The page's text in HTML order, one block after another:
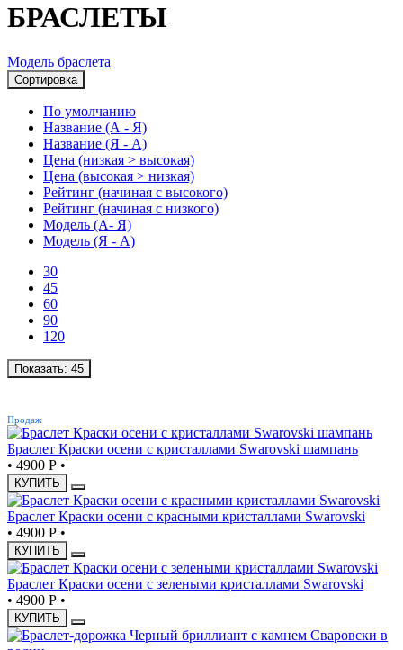
БРАСЛЕТЫ
Модель браслета
Сортировка
По умолчанию
Название (А - Я)
Название (Я - А)
Цена (низкая > высокая)
Цена (высокая > низкая)
Рейтинг (начиная с высокого)
Рейтинг (начиная с низкого)
Модель (А- Я)
Модель (Я - А)
30
45
60
90
120
Показать: 45
Продаж
Браслет Краски осени с кристаллами Swarovski шампань
• 4900 Р •
КУПИТЬ
Браслет Краски осени с красными кристаллами Swarovski
• 4900 Р •
КУПИТЬ
Браслет Краски осени с зелеными кристаллами Swarovski
• 4900 Р •
КУПИТЬ